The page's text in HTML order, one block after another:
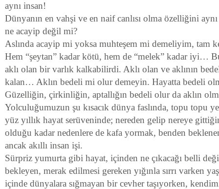
aynı insan!
Dünyanın en vahşi ve en naif canlısı olma özelliğini
ne acayip değil mi?
Aslında acayip mi yoksa muhteşem mi demeliyim, tam
Hem “şeytan” kadar kötü, hem de “melek” kadar iyi…
aklı olan bir varlık kalkabilirdi. Aklı olan ve aklının
kalan… Aklın bedeli mi olur demeyin. Hayatta bedeli
Güzelliğin, çirkinliğin, aptallığın bedeli olur da aklın
Yolculuğumuzun şu kısacık dünya faslında, topu topu
yüz yıllık hayat serüveninde; nereden gelip nereye
olduğu kadar nedenlere de kafa yormak, benden
ancak akıllı insan işi.
Sürpriz yumurta gibi hayat, içinden ne çıkacağı belli
bekleyen, merak edilmesi gereken yığınla sırrı varken
içinde dünyalara sığmayan bir cevher taşıyorken,